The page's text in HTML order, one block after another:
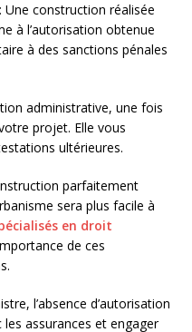
: Une construction réalisée
à l’autorisation obtenue
à des sanctions pénales
administrative, une fois
projet. Elle vous
ultérieures.
parfaitement
sera plus facile à
en droit
de ces
l’absence d’autorisation
assurances et engager